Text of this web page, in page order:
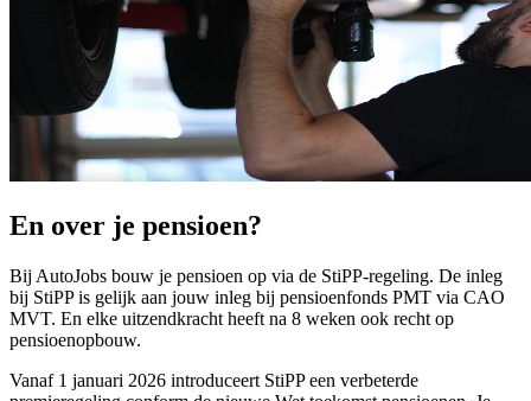
En over je pensioen?
Bij AutoJobs bouw je pensioen op via de StiPP-regeling. De inleg
bij StiPP is gelijk aan jouw inleg bij pensioenfonds PMT via CAO
MVT. En elke uitzendkracht heeft na 8 weken ook recht op
pensioenopbouw.
Vanaf 1 januari 2026 introduceert StiPP een verbeterde